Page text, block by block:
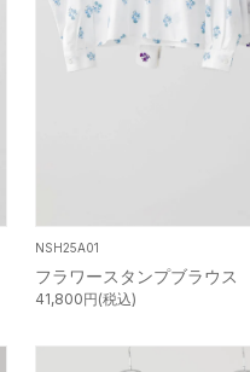
NSH25A01
フラワースタンプブラウス
41,800円(税込)